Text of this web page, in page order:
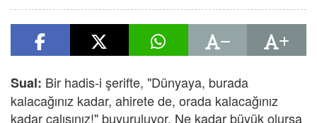
Sual: Bir hadis-i şerifte, "Dünyaya, burada
kalacağınız kadar, ahirete de, orada kalacağınız
kadar çalışınız!" buyuruluyor. Ne kadar büyük olursa